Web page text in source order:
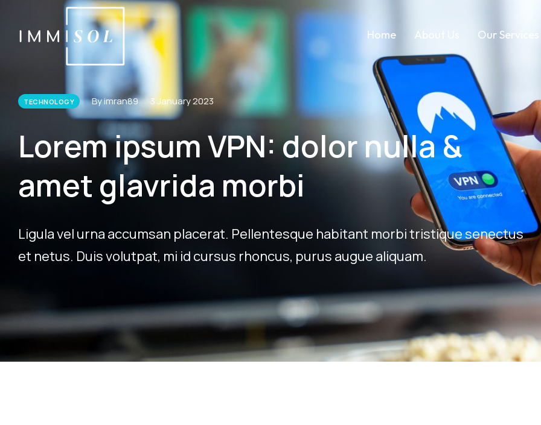
Home About Us Our Services
TECHNOLOGY By imran89 3 January 2023
Lorem ipsum VPN: dolor nulla &
amet glavrida morbi
Ligula vel urna accumsan placerat. Pellentesque habitant morbi tristique senectus
et netus. Duis volutpat, mi id cursus rhoncus, purus augue aliquam.